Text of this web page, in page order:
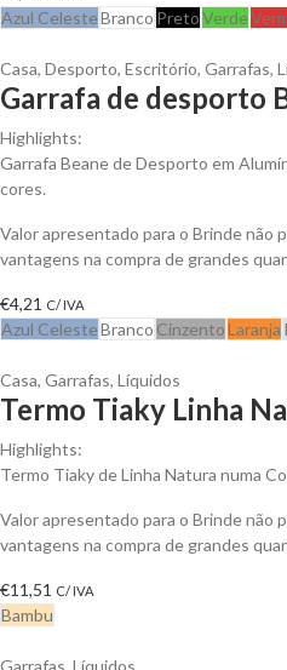
Azul CelesteBranco PretoVerde
Casa, Desporto, Escritório, Garrafas,
Garrafa de desporto
Highlights:
Garrafa Beane de Desporto em
cores.
Valor apresentado para o Brinde não
vantagens na compra de grandes
€4,21 C/ IVA
Azul CelesteBranco CinzentoLaranja
Casa, Garrafas, Líquidos
Termo Tiaky Linha
Highlights:
Termo Tiaky de Linha Natura numa
Valor apresentado para o Brinde não
vantagens na compra de grandes
€11,51 C/ IVA
Bambu
Garrafas, Líquidos